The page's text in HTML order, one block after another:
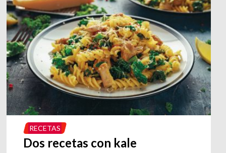
RECETAS
Dos recetas con kale